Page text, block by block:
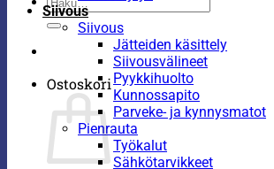
Ostoskori
Siivous
Siivous
Jätteiden käsittely
Siivousvälineet
Pyykkihuolto
Kunnossapito
Parveke- ja kynnysmatot
Pienrauta
Työkalut
Sähkötarvikkeet